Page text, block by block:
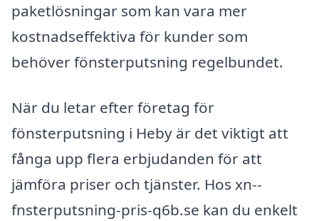
paketlösningar som kan vara mer
kostnadseffektiva för kunder som
behöver fönsterputsning regelbundet.
När du letar efter företag för
fönsterputsning i Heby är det viktigt att
fånga upp flera erbjudanden för att
jämföra priser och tjänster. Hos xn--
fnsterputsning-pris-q6b.se kan du enkelt